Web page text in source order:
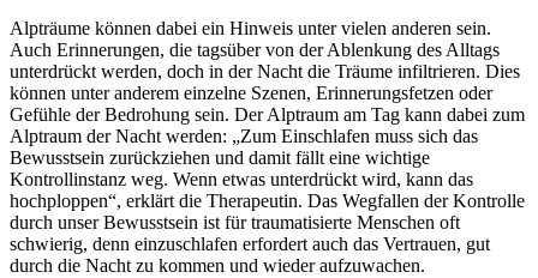
Alpträume können dabei ein Hinweis unter vielen anderen sein.
Auch Erinnerungen, die tagsüber von der Ablenkung des Alltags
unterdrückt werden, doch in der Nacht die Träume infiltrieren. Dies
können unter anderem einzelne Szenen, Erinnerungsfetzen oder
Gefühle der Bedrohung sein. Der Alptraum am Tag kann dabei zum
Alptraum der Nacht werden: „Zum Einschlafen muss sich das
Bewusstsein zurückziehen und damit fällt eine wichtige
Kontrollinstanz weg. Wenn etwas unterdrückt wird, kann das
hochploppen“, erklärt die Therapeutin. Das Wegfallen der Kontrolle
durch unser Bewusstsein ist für traumatisierte Menschen oft
schwierig, denn einzuschlafen erfordert auch das Vertrauen, gut
durch die Nacht zu kommen und wieder aufzuwachen.